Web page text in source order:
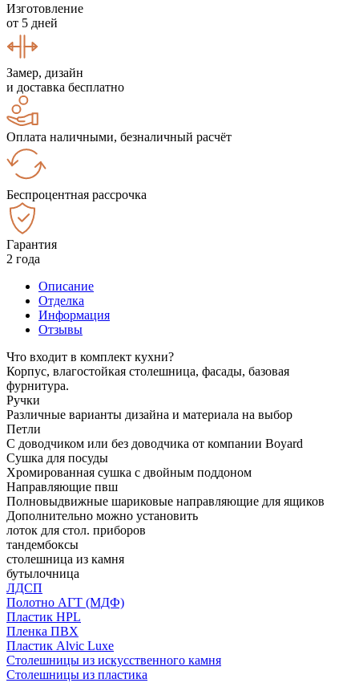
Изготовление
от 5 дней
Замер, дизайн
и доставка бесплатно
Оплата наличными, безналичный расчёт
Беспроцентная рассрочка
Гарантия
2 года
Описание
Отделка
Информация
Отзывы
Что входит в комплект кухни?
Корпус, влагостойкая столешница, фасады, базовая
фурнитура.
Ручки
Различные варианты дизайна и материала на выбор
Петли
С доводчиком или без доводчика от компании Boyard
Сушка для посуды
Хромированная сушка с двойным поддоном
Направляющие пвш
Полновыдвижные шариковые направляющие для ящиков
Дополнительно можно установить
лоток для стол. приборов
тандембоксы
столешница из камня
бутылочница
ЛДСП
Полотно АГТ (МДФ)
Пластик HPL
Пленка ПВХ
Пластик Alvic Luxe
Столешницы из искусственного камня
Столешницы из пластика